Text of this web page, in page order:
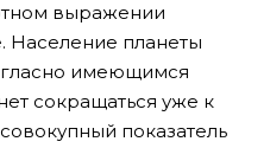
выражении
Население планеты
имеющимся
сокращаться уже к
показатель